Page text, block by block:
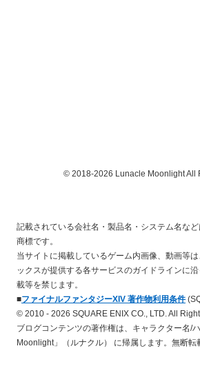
© 2018-2026 Lunacle Moonlight All
記載されている会社名・製品名・システム名な
商標です。
当サイトに掲載しているゲーム内画像、動画等
ックスが提供する各サービスのガイドラインに
載等を禁じます。
■ファイナルファンタジーXIV 著作物利用条件
© 2010 - 2026 SQUARE ENIX CO., LTD. All
ブログコンテンツの著作権は、キャラクター名/
Moonlight」（ルナクル） に帰属します。無断転